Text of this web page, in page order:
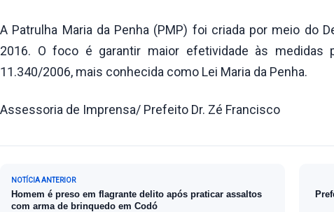
A Patrulha Maria da Penha (PMP) foi criada por meio do
2016. O foco é garantir maior efetividade às medidas
11.340/2006, mais conhecida como Lei Maria da Penha.
Assessoria de Imprensa/ Prefeito Dr. Zé Francisco
Navegação de Post
NOTÍCIA ANTERIOR
Homem é preso em flagrante delito após praticar assaltos
com arma de brinquedo em Codó